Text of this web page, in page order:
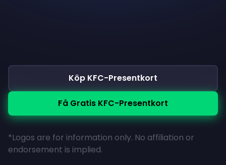
Köp KFC-Presentkort
Få Gratis KFC-Presentkort
*Logos are for information only. No affiliation or
endorsement is implied.